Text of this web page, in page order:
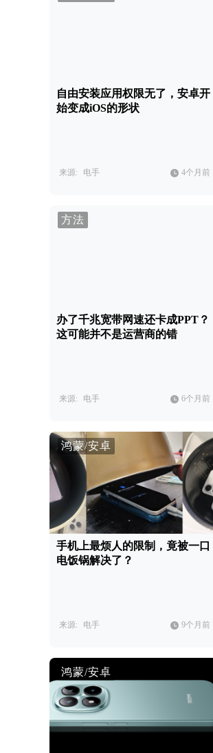
自由安装应用权限无了，安卓开
始变成iOS的形状
来源: 电手 4个月前
方法
办了千兆宽带网速还卡成PPT？
这可能并不是运营商的错
来源: 电手 6个月前
鸿蒙/安卓
手机上最烦人的限制，竟被一口
电饭锅解决了？
来源: 电手 9个月前
鸿蒙/安卓